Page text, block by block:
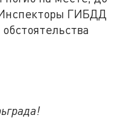
ГИБДД